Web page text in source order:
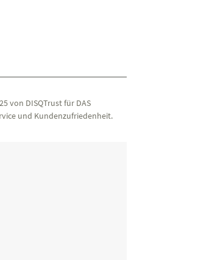
von DISQTrust für DAS
und Kundenzufriedenheit.